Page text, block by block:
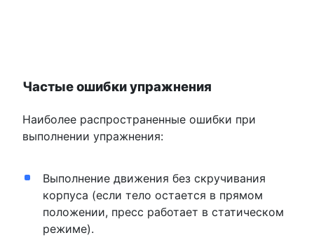
Частые ошибки упражнения
Наиболее распространенные ошибки при
выполнении упражнения:
Выполнение движения без скручивания
корпуса (если тело остается в прямом
положении, пресс работает в статическом
режиме).